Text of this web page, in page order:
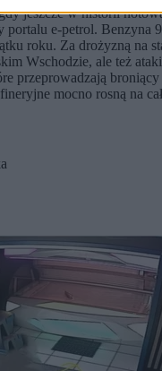
jeszcze w historii
portalu e-petrol. Benzyna
roku. Za drożyzną na
Wschodzie, ale też
przeprowadzają broniący
mocno rosną na